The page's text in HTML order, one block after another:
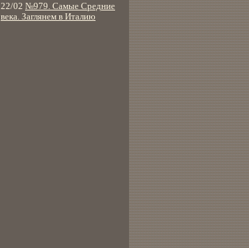
22/02 №979. Самые Средние
века. Заглянем в Италию